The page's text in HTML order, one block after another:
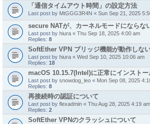
「通信タイムアウト時間」の設定方法
Last post by MtGGG3R4N « Sun Sep 21, 2025
secure NATが、カーネルモードにならな
Last post by hiura « Thu Sep 18, 2025 4:00 am
Replies: 8
SoftEther VPN ブリッジ機能が動作しな
Last post by hiura « Wed Sep 10, 2025 10:06 am
Replies: 18
macOS 10.15.7(Intel)に正常にインスト
Last post by snowdog_leo « Mon Sep 08, 2025
Replies: 8
再接続時の認証について
Last post by flexadmin « Thu Aug 28, 2025 4:19 am
Replies: 2
SoftEther VPNのクラッシュについて